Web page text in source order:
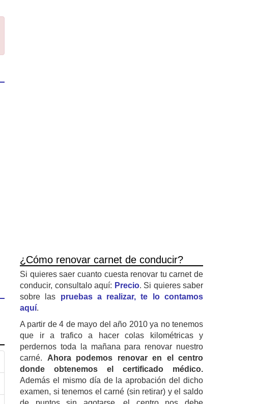
¿Cómo renovar carnet de conducir?
Si quieres saer cuanto cuesta renovar tu carnet de
conducir, consultalo aquí: Precio. Si quieres saber
sobre las pruebas a realizar, te lo contamos
aquí.
A partir de 4 de mayo del año 2010 ya no tenemos
que ir a trafico a hacer colas kilométricas y
perdernos toda la mañana para renovar nuestro
carné. Ahora podemos renovar en el centro
donde obtenemos el certificado médico.
Además el mismo día de la aprobación del dicho
examen, si tenemos el carné (sin retirar) y el saldo